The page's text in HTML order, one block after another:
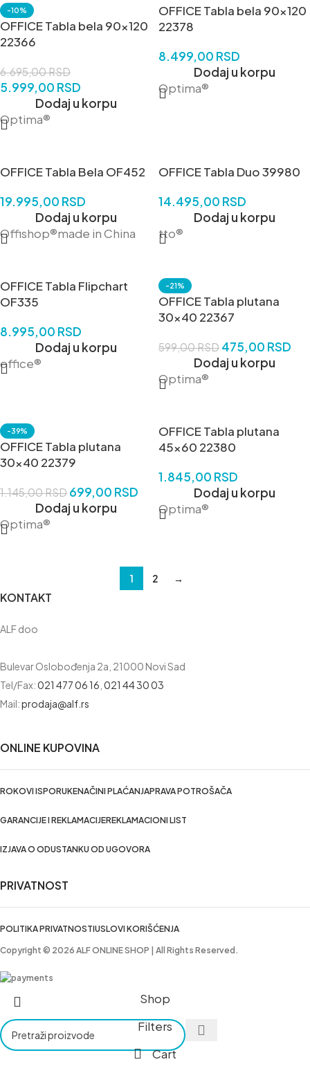
-10%
OFFICE Tabla bela 90×120
22366
6.695,00RSD
5.999,00 RSD
Dodaj u korpu
Optima®
OFFICE Tabla bela 90×120
22378
8.499,00 RSD
Dodaj u korpu
Optima®
OFFICE Tabla Bela OF452
19.995,00 RSD
Dodaj u korpu
Offishop®made in China
OFFICE Tabla Duo 39980
14.495,00 RSD
Dodaj u korpu
tto®
OFFICE Tabla Flipchart
OF335
8.995,00 RSD
Dodaj u korpu
office®
-21%
OFFICE Tabla plutana
30×40 22367
599,00RSD 475,00 RSD
Dodaj u korpu
Optima®
-39%
OFFICE Tabla plutana
30×40 22379
1.145,00RSD 699,00 RSD
Dodaj u korpu
Optima®
OFFICE Tabla plutana
45×60 22380
1.845,00 RSD
Dodaj u korpu
Optima®
1 2 →
KONTAKT
ALF doo
Bulevar Oslobođenja 2a, 21000 Novi Sad
Tel/Fax:021 477 06 16 021 44 30 03
Mail:prodaja@alf.rs
ONLINE KUPOVINA
ROKOVI ISPORUKENAČINI PLAĆANJAPRAVA POTROŠAČA
GARANCIJE I REKLAMACIJEREKLAMACIONI LIST
IZJAVA O ODUSTANKU OD UGOVORA
PRIVATNOST
POLITIKA PRIVATNOSTIUSLOVI KORIŠĆENJA
Copyright © 2026 ALF ONLINE SHOP | All Rights Reserved.
Shop
Filters
Cart